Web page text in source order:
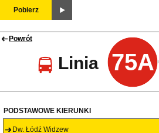
Pobierz
Powrót
Linia 75A
PODSTAWOWE KIERUNKI
Dw. Łódź Widzew